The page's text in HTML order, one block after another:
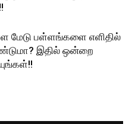
மேடு பள்ளங்களை எளிதில்
இதில் ஒன்றை